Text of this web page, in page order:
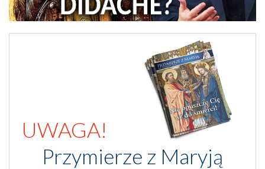
UWAGA!
Przymierze z Maryją